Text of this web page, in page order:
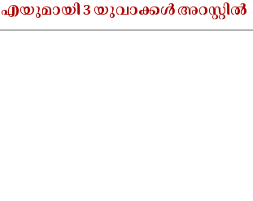
3 യുവാക്കൾ അറസ്റ്റിൽ